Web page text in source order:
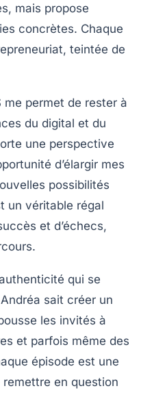
mais propose
concrètes. Chaque
teintée de
me permet de rester à
du digital et du
une perspective
d’élargir mes
possibilités
un véritable régal
et d’échecs,
qui se
sait créer un
les invités à
et parfois même des
épisode est une
remettre en question